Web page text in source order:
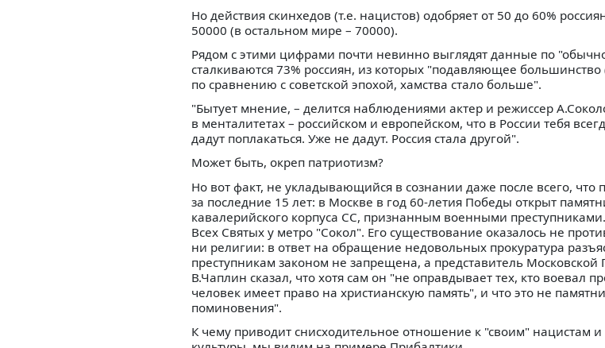
Но действия скинхедов (т.е. нацистов) одобряет от 50 до 60%
50000 (в остальном мире – 70000).
Рядом с этими цифрами почти невинно выглядят данные по
сталкиваются 73% россиян, из которых "подавляющее
по сравнению с советской эпохой, хамства стало больше".
"Бытует мнение, – делится наблюдениями актер и режиссер
в менталитетах – российском и европейском, что в России тебя
дадут поплакаться. Уже не дадут. Россия стала другой".
Может быть, окреп патриотизм?
Но вот факт, не укладывающийся в сознании даже после всего,
за последние 15 лет: в Москве в год 60-летия Победы открыт
кавалерийского корпуса СС, признанным военными
Всех Святых у метро "Сокол". Его существование оказалось не
ни религии: в ответ на обращение недовольных прокуратура
преступникам законом не запрещена, а представитель
В.Чаплин сказал, что хотя сам он "не оправдывает тех, кто воевал
человек имеет право на христианскую память", и что это не
поминовения".
К чему приводит снисходительное отношение к "своим" нацистам